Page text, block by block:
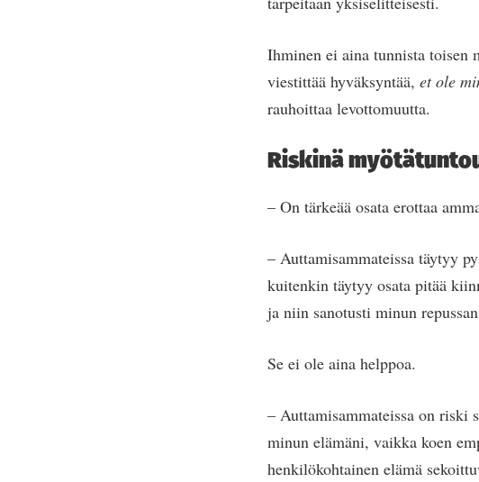
Ihminen ei aina tunnista toisen
viestittää hyväksyntää, et ole
rauhoittaa levottomuutta.
Riskinä
– On tärkeää osata erottaa
– Auttamisammateissa täytyy
kuitenkin täytyy osata pitää
ja niin sanotusti minun
Se ei ole aina helppoa.
– Auttamisammateissa on riski
minun elämäni, vaikka koen
henkilökohtainen elämä